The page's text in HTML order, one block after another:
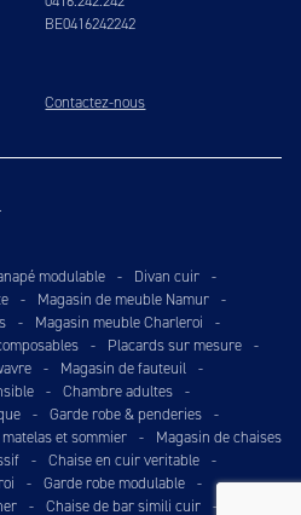
BE0416242242
Contactez-nous
modulable - Divan cuir -
- Magasin de meuble Namur
-
- Magasin meuble Charleroi
-
- Placards sur mesure -
- Magasin de fauteuil
-
- Chambre adultes
-
- Garde robe & penderies -
et sommier -
Magasin de chaises
- Chaise en cuir veritable
-
- Garde robe modulable
-
- Chaise de bar simili cuir -